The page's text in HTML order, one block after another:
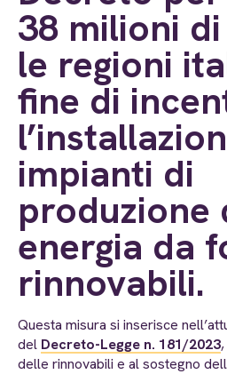
38 milioni
le regioni
fine di
impianti di
produzione
energia da
rinnovabili.
Questa misura si inserisce
del Decreto-Legge n. 181/2023
delle rinnovabili e al sostegno